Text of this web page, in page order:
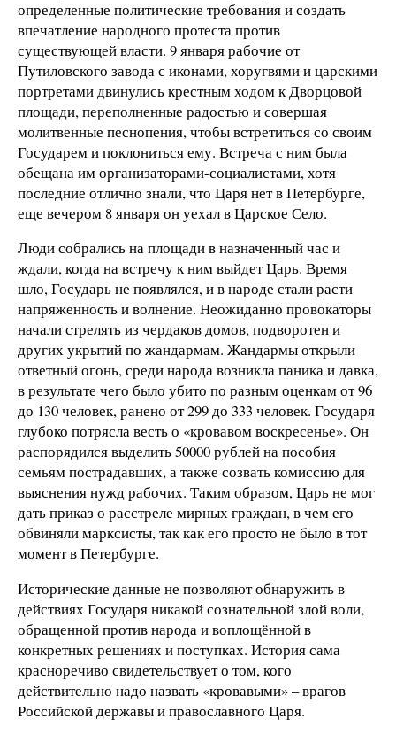
определенные политические требования и создать
впечатление народного протеста против
существующей власти. 9 января рабочие от
Путиловского завода с иконами, хоругвями и царскими
портретами двинулись крестным ходом к Дворцовой
площади, переполненные радостью и совершая
молитвенные песнопения, чтобы встретиться со своим
Государем и поклониться ему. Встреча с ним была
обещана им организаторами-социалистами, хотя
последние отлично знали, что Царя нет в Петербурге,
еще вечером 8 января он уехал в Царское Село.
Люди собрались на площади в назначенный час и
ждали, когда на встречу к ним выйдет Царь. Время
шло, Государь не появлялся, и в народе стали расти
напряженность и волнение. Неожиданно провокаторы
начали стрелять из чердаков домов, подворотен и
других укрытий по жандармам. Жандармы открыли
ответный огонь, среди народа возникла паника и давка,
в результате чего было убито по разным оценкам от 96
до 130 человек, ранено от 299 до 333 человек. Государя
глубоко потрясла весть о «кровавом воскресенье». Он
распорядился выделить 50000 рублей на пособия
семьям пострадавших, а также созвать комиссию для
выяснения нужд рабочих. Таким образом, Царь не мог
дать приказ о расстреле мирных граждан, в чем его
обвиняли марксисты, так как его просто не было в тот
момент в Петербурге.
Исторические данные не позволяют обнаружить в
действиях Государя никакой сознательной злой воли,
обращенной против народа и воплощённой в
конкретных решениях и поступках. История сама
красноречиво свидетельствует о том, кого
действительно надо назвать «кровавыми» – врагов
Российской державы и православного Царя.